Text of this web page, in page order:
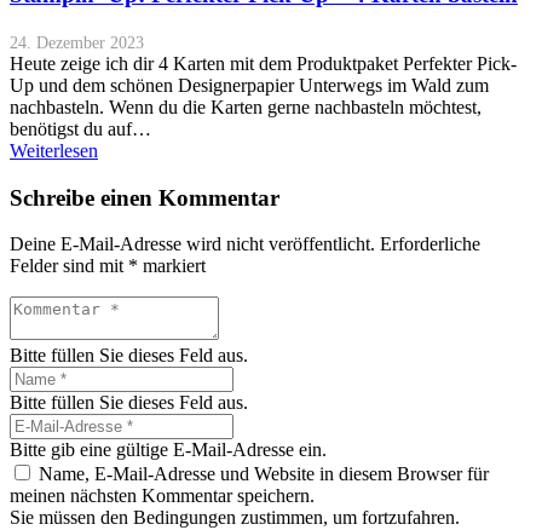
24. Dezember 2023
Heute zeige ich dir 4 Karten mit dem Produktpaket Perfekter Pick-
Up und dem schönen Designerpapier Unterwegs im Wald zum
nachbasteln. Wenn du die Karten gerne nachbasteln möchtest,
benötigst du auf…
Weiterlesen
Schreibe einen Kommentar
Deine E-Mail-Adresse wird nicht veröffentlicht. Erforderliche
Felder sind mit * markiert
Bitte füllen Sie dieses Feld aus.
Bitte füllen Sie dieses Feld aus.
Bitte gib eine gültige E-Mail-Adresse ein.
Name, E-Mail-Adresse und Website in diesem Browser für
meinen nächsten Kommentar speichern.
Sie müssen den Bedingungen zustimmen, um fortzufahren.